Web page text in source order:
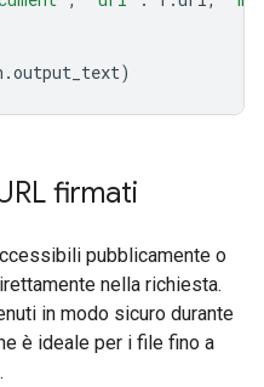
.output_text)
firmati
pubblicamente o
nella richiesta.
in modo sicuro durante
è ideale per i file fino a